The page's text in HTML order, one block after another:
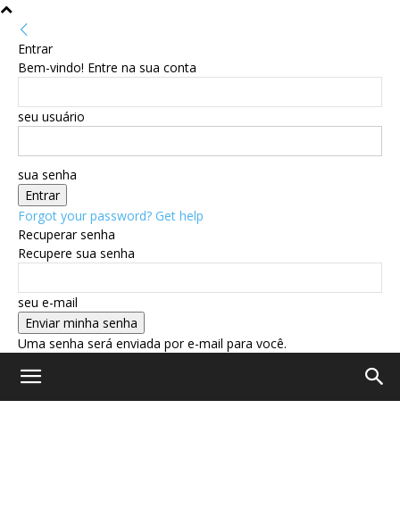
Entrar
Bem-vindo! Entre na sua conta
seu usuário
sua senha
Forgot your password? Get help
Recuperar senha
Recupere sua senha
seu e-mail
Uma senha será enviada por e-mail para você.